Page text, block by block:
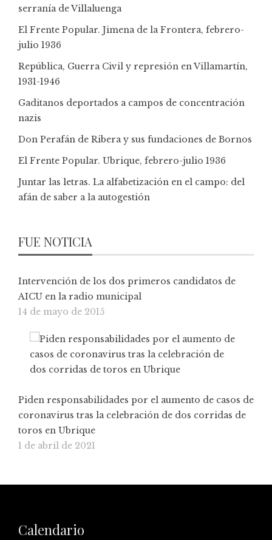
serranía de Villaluenga
El Frente Popular. Jimena de la Frontera, febrero-
julio 1936
República, Guerra Civil y represión en Villamartín,
1931-1946
Gaditanos deportados a campos de concentración
nazis
Don Perafán de Ribera y sus fundaciones de Bornos
El Frente Popular. Ubrique, febrero-julio 1936
Juntar las letras. La alfabetización en el campo: del
afán de saber a la autogestión
FUE NOTICIA
Intervención de los dos primeros candidatos de
AICU en la radio municipal
14 de mayo de 2015
Piden responsabilidades por el aumento de casos de
coronavirus tras la celebración de dos corridas de
toros en Ubrique
1 de abril de 2021
Calendario